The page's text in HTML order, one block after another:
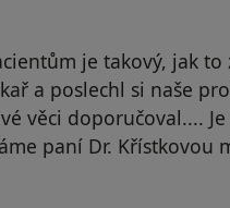
je takový, jak to
a poslechl si naše
věci doporučoval....
paní Dr. Křístkovou
účet byl odstraněn